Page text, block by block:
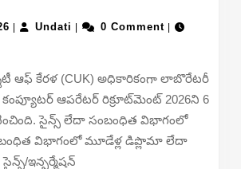
of
2026
–
Apply
Online
July
| Undati Undati
| 0 Comment |
ఆఫ్ కేరళ (CUK) అధికారికంగా లాబొరేటరీ
ఆపరేటర్ రిక్రూట్‌మెంట్ 2026ని 6
సైన్స్ లేదా సంబంధిత విభాగంలో
విభాగంలో మూడేళ్ల డిప్లొమా లేదా
ఇన్ఫర్మేషన్